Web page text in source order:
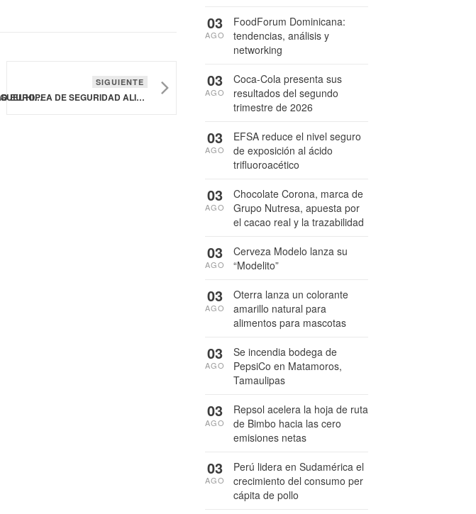
PALSGAARD BRASIL NOMBRA A MIGUEL HIDALGO COMO SU NUEVO CEO
SIGUIENTE
AUTORIDAD EUROPEA DE SEGURIDAD ALIMENTARIA Y LA COMISIÓN EUROPEA PUBLICAN HERRAMIENTAS DE COMUNICACIÓN CONTRA LA GRIPE AVIAR
FoodForum Dominicana:
tendencias, análisis y
networking
03
AGO
Coca-Cola presenta sus
resultados del segundo
trimestre de 2026
03
AGO
EFSA reduce el nivel seguro
de exposición al ácido
trifluoroacético
03
AGO
Chocolate Corona, marca de
Grupo Nutresa, apuesta por
el cacao real y la trazabilidad
03
AGO
Cerveza Modelo lanza su
“Modelito”
03
AGO
Oterra lanza un colorante
amarillo natural para
alimentos para mascotas
03
AGO
Se incendia bodega de
PepsiCo en Matamoros,
Tamaulipas
03
AGO
Repsol acelera la hoja de ruta
de Bimbo hacia las cero
emisiones netas
03
AGO
Perú lidera en Sudamérica el
crecimiento del consumo per
cápita de pollo
03
AGO